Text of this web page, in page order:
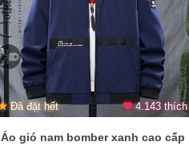
Đã đặt hết 4.143 thích
Áo gió nam bomber xanh cao cấp